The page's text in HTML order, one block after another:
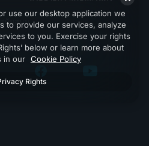
สนับสนุน
use our desktop application we
to provide our services, analyze
to you. Exercise your rights
below or learn more about
in our Cookie Policy
Rights